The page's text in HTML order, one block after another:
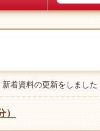
新着資料の更新をしました